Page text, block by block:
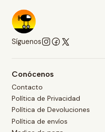
Síguenos
Conócenos
Contacto
Política de Privacidad
Política de Devoluciones
Política de envíos